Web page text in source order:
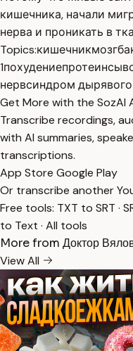
кишечника, начали
нерва и проникать в
Topics:кишечникмозг
1похудениепротеин
нервсиндром
Get More with the SozAI
Transcribe recordings,
with AI summaries,
transcriptions.
App Store Google Play
Or transcribe another
Free tools: TXT to SRT ·
to Text · All tools
More from Доктор
View All